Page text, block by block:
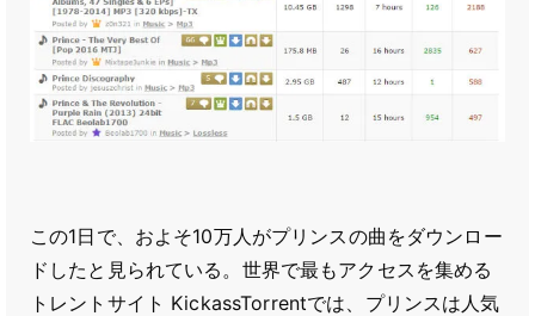
この1日で、およそ10万人がプリンスの曲をダウンロー
ドしたと見られている。世界で最もアクセスを集める
トレントサイト KickassTorrentでは、プリンスは人気